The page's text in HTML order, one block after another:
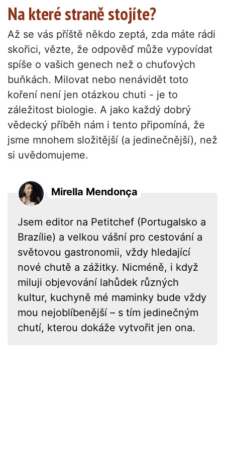
Na které straně stojíte?
Až se vás příště někdo zeptá, zda máte rádi
skořici, vězte, že odpověď může vypovídat
spíše o vašich genech než o chuťových
buňkách. Milovat nebo nenávidět toto
koření není jen otázkou chuti - je to
záležitost biologie. A jako každý dobrý
vědecký příběh nám i tento připomíná, že
jsme mnohem složitější (a jedinečnější), než
si uvědomujeme.
Mirella Mendonça
Jsem editor na Petitchef (Portugalsko a
Brazílie) a velkou vášní pro cestování a
světovou gastronomii, vždy hledající
nové chutě a zážitky. Nicméně, i když
miluji objevování lahůdek různých
kultur, kuchyně mé maminky bude vždy
mou nejoblíbenější – s tím jedinečným
chutí, kterou dokáže vytvořit jen ona.